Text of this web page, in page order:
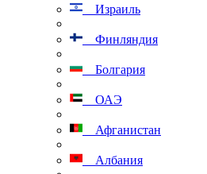
Израиль
Финляндия
Болгария
ОАЭ
Афганистан
Албания